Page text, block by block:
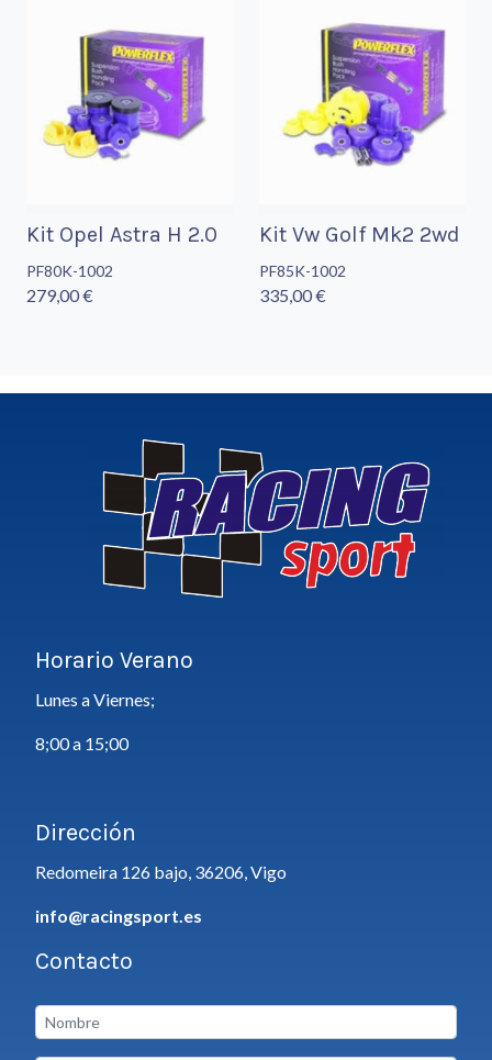
Kit Opel Astra H 2.0
PF80K-1002
279,00 €
Kit Vw Golf Mk2 2wd
PF85K-1002
335,00 €
Horario Verano
Lunes a Viernes;
8;00 a 15;00
Dirección
Redomeira 126 bajo, 36206, Vigo
info@racingsport.es
Contacto